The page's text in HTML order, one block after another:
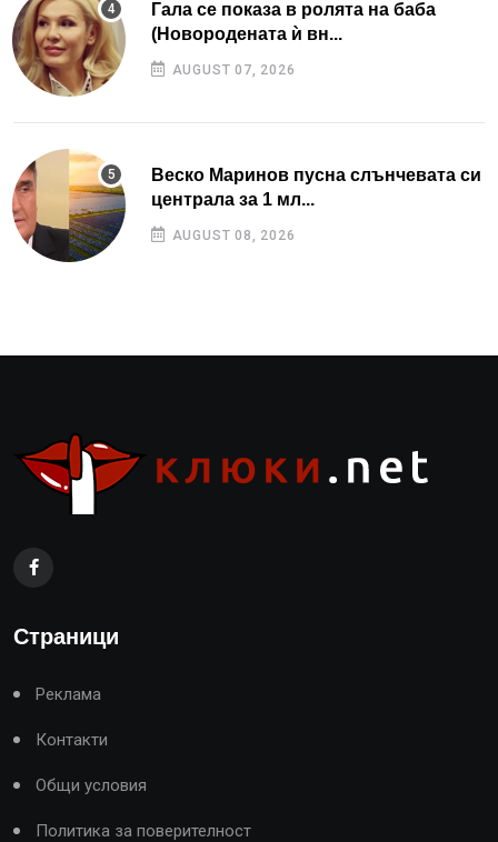
Гала се показа в ролята на баба
(Новородената ѝ вн...
AUGUST 07, 2026
Веско Маринов пусна слънчевата си
централа за 1 мл...
AUGUST 08, 2026
Страници
Реклама
Контакти
Общи условия
Политика за поверителност